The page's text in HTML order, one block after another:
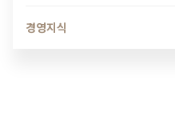
스템’,‘씨리얼’ 인수…
경영지식